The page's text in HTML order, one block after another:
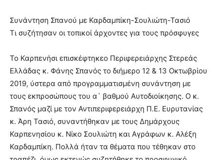
Συνάντηση Σπανού με Καρδαμπίκη-Σουλιώτη-Τασιό
Τι συζήτησαν οι τοπικοί άρχοντες για τους πρόσφυγες
Το Καρπενήσι επισκέφτηκεο Περιφερειάρχης Στερεάς
Ελλάδας κ. Φάνης Σπανός το διήμερο 12 & 13 Οκτωβρίου
2019, ύστερα από προγραμματισμένη συνάντηση με
τους εκπροσώπους του α` βαθμού Αυτοδιοίκησης. Ο κ.
Σπανός μαζί με τον Αντιπεριφερειάρχη Π.Ε. Ευρυτανίας
κ. Άρη Τασιό, συναντήθηκαν με τους Δημάρχους
Καρπενησίου κ. Νίκο Σουλιώτη και Αγράφων κ. Αλέξη
Καρδαμπίκη. Πολλά ήταν τα θέματα που τέθηκαν στο